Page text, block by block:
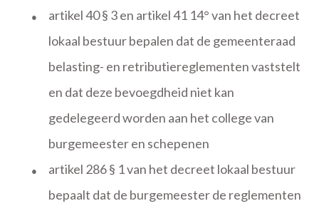
●
artikel 40 § 3 en artikel 41 14° van het decreet
lokaal bestuur bepalen dat de gemeenteraad
belasting- en retributiereglementen vaststelt
en dat deze bevoegdheid niet kan
gedelegeerd worden aan het college van
burgemeester en schepenen
●
artikel 286 § 1 van het decreet lokaal bestuur
bepaalt dat de burgemeester de reglementen